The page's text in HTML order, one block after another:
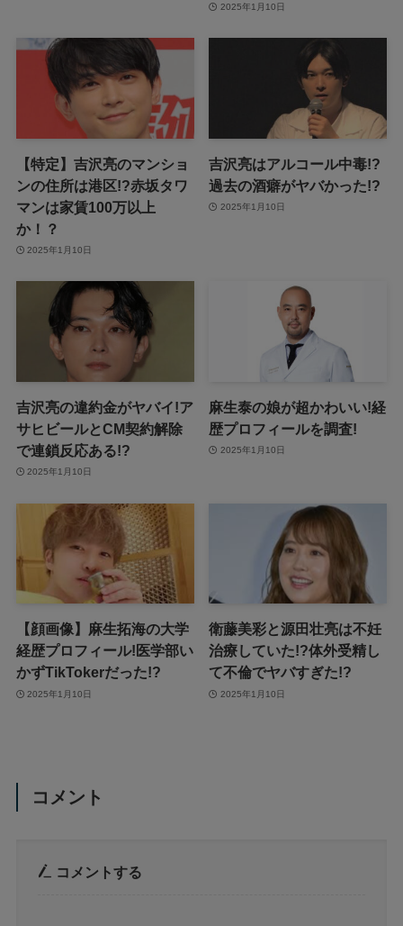
2025年1月10日
【特定】吉沢亮のマンショ
ンの住所は港区!?赤坂タワ
マンは家賃100万以上
か！？
2025年1月10日
吉沢亮はアルコール中毒!?
過去の酒癖がヤバかった!?
2025年1月10日
吉沢亮の違約金がヤバイ!ア
サヒビールとCM契約解除
で連鎖反応ある!?
2025年1月10日
麻生泰の娘が超かわいい!経
歴プロフィールを調査!
2025年1月10日
【顔画像】麻生拓海の大学
経歴プロフィール!医学部い
かずTikTokerだった!?
2025年1月10日
衛藤美彩と源田壮亮は不妊
治療していた!?体外受精し
て不倫でヤバすぎた!?
2025年1月10日
コメント
コメントする